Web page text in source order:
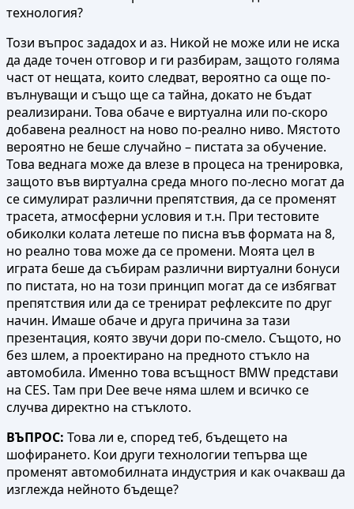
технология?
Този въпрос зададох и аз. Никой не може или не иска
да даде точен отговор и ги разбирам, защото голяма
част от нещата, които следват, вероятно са още по-
вълнуващи и също ще са тайна, докато не бъдат
реализирани. Това обаче е виртуална или по-скоро
добавена реалност на ново по-реално ниво. Мястото
вероятно не беше случайно – пистата за обучение.
Това веднага може да влезе в процеса на тренировка,
защото във виртуална среда много по-лесно могат да
се симулират различни препятствия, да се променят
трасета, атмосферни условия и т.н. При тестовите
обиколки колата летеше по писна във формата на 8,
но реално това може да се промени. Моята цел в
играта беше да събирам различни виртуални бонуси
по пистата, но на този принцип могат да се избягват
препятствия или да се тренират рефлексите по друг
начин. Имаше обаче и друга причина за тази
презентация, която звучи дори по-смело. Същото, но
без шлем, а проектирано на предното стъкло на
автомобила. Именно това всъщност BMW представи
на CES. Там при Dee вече няма шлем и всичко се
случва директно на стъклото.
ВЪПРОС: Това ли е, според теб, бъдещето на
шофирането. Кои други технологии тепърва ще
променят автомобилната индустрия и как очакваш да
изглежда нейното бъдеще?